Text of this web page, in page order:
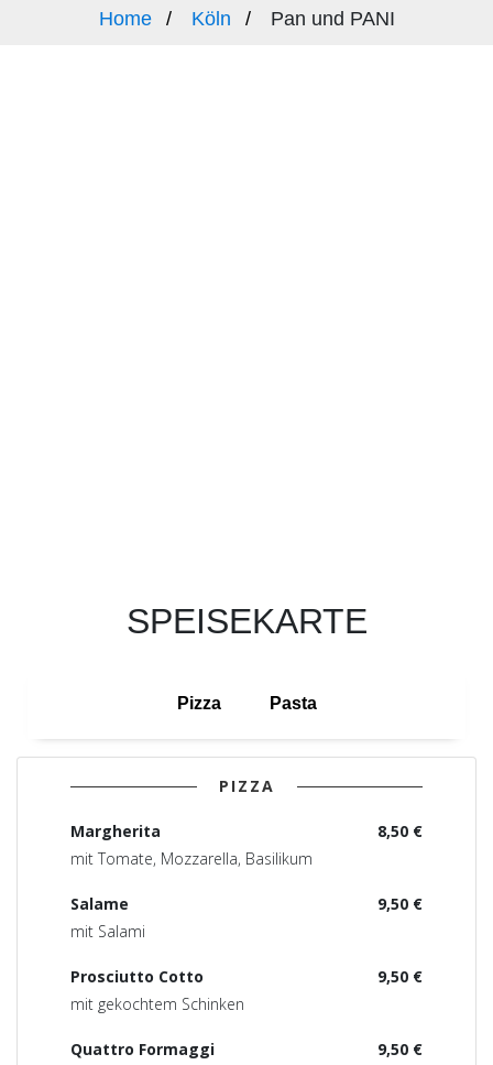
Home Köln Pan und PANI
SPEISEKARTE
Pizza Pasta
PIZZA
8,50 €
Margherita
mit Tomate, Mozzarella, Basilikum
9,50 €
Salame
mit Salami
9,50 €
Prosciutto Cotto
mit gekochtem Schinken
9,50 €
Quattro Formaggi